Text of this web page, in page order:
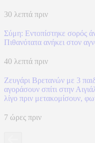
30 λεπτά πριν
Σύμη: Εντοπίστηκε σορός
Πιθανότατα ανήκει στον
40 λεπτά πριν
Ζευγάρι Βρετανών με 3
αγοράσουν σπίτι στην
λίγο πριν μετακομίσουν,
7 ώρες πριν